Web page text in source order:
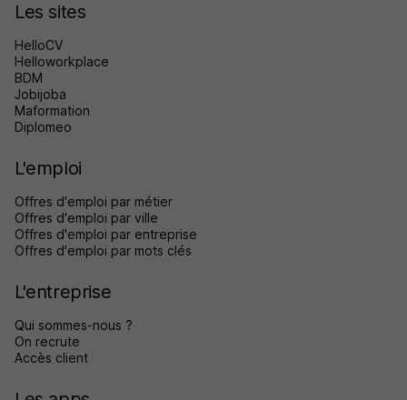
Les sites
HelloCV
Helloworkplace
BDM
Jobijoba
Maformation
Diplomeo
L'emploi
Offres d'emploi par métier
Offres d'emploi par ville
Offres d'emploi par entreprise
Offres d'emploi par mots clés
L'entreprise
Qui sommes-nous ?
On recrute
Accès client